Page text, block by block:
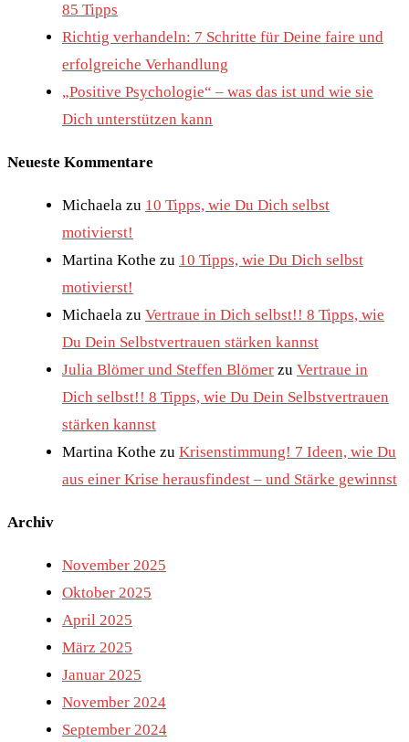
85 Tipps
Richtig verhandeln: 7 Schritte für Deine faire und
erfolgreiche Verhandlung
„Positive Psychologie“ – was das ist und wie sie
Dich unterstützen kann
Neueste Kommentare
Michaela zu 10 Tipps, wie Du Dich selbst
motivierst!
Martina Kothe zu 10 Tipps, wie Du Dich selbst
motivierst!
Michaela zu Vertraue in Dich selbst!! 8 Tipps, wie
Du Dein Selbstvertrauen stärken kannst
Julia Blömer und Steffen Blömer zu Vertraue in
Dich selbst!! 8 Tipps, wie Du Dein Selbstvertrauen
stärken kannst
Martina Kothe zu Krisenstimmung! 7 Ideen, wie Du
aus einer Krise herausfindest – und Stärke gewinnst
Archiv
November 2025
Oktober 2025
April 2025
März 2025
Januar 2025
November 2024
September 2024